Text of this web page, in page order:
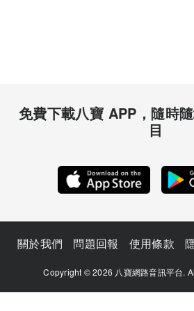
免費下載八寶 APP，隨時
目
關於我們 問題回報 使用條款
Copyright © 2026 八寶網路音訊平台.